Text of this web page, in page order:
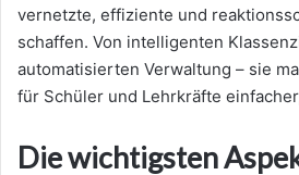
vernetzte, effiziente und
schaffen. Von intelligenten
automatisierten Verwaltung – sie
für Schüler und Lehrkräfte
Die wichtigsten